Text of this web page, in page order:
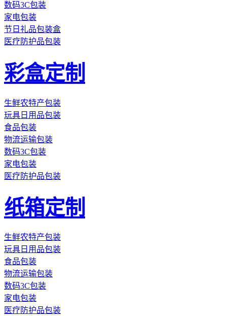
数码3C包装
家电包装
节日礼品包装盒
医疗防护品包装
彩盒定制
生鲜农特产包装
玩具日用品包装
食品包装
物流运输包装
数码3C包装
家电包装
医疗防护品包装
纸箱定制
生鲜农特产包装
玩具日用品包装
食品包装
物流运输包装
数码3C包装
家电包装
医疗防护品包装